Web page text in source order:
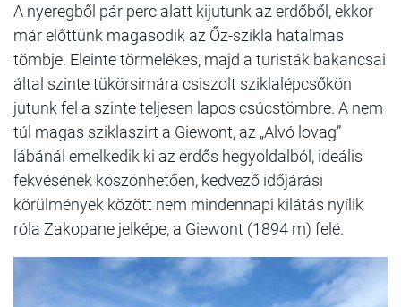
A nyeregből pár perc alatt kijutunk az erdőből, ekkor
már előttünk magasodik az Őz-szikla hatalmas
tömbje. Eleinte törmelékes, majd a turisták bakancsai
által szinte tükörsimára csiszolt sziklalépcsőkön
jutunk fel a szinte teljesen lapos csúcstömbre. A nem
túl magas sziklaszirt a Giewont, az „Alvó lovag”
lábánál emelkedik ki az erdős hegyoldalból, ideális
fekvésének köszönhetően, kedvező időjárási
körülmények között nem mindennapi kilátás nyílik
róla Zakopane jelképe, a Giewont (1894 m) felé.